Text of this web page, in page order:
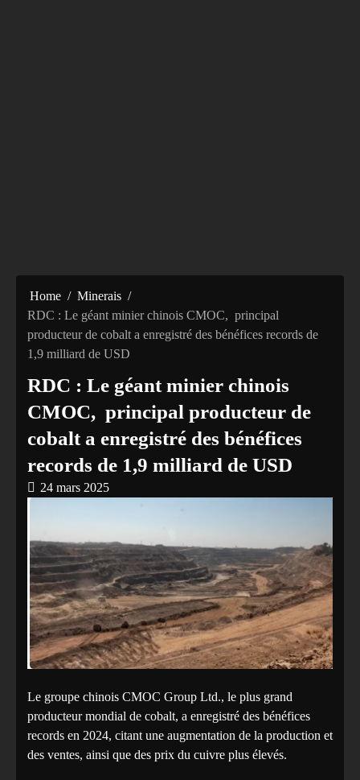
Home
Minerais
RDC : Le géant minier chinois CMOC, principal
producteur de cobalt a enregistré des bénéfices records de
1,9 milliard de USD
RDC : Le géant minier chinois
CMOC, principal producteur de
cobalt a enregistré des bénéfices
records de 1,9 milliard de USD
24 mars 2025
Le groupe chinois CMOC Group Ltd., le plus grand
producteur mondial de cobalt, a enregistré des bénéfices
records en 2024, citant une augmentation de la production et
des ventes, ainsi que des prix du cuivre plus élevés.